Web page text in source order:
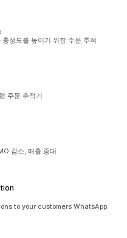
성도를 높이기 위한 주문 추적
주문 추적기
감소, 매출 증대
to your customers WhatsApp.